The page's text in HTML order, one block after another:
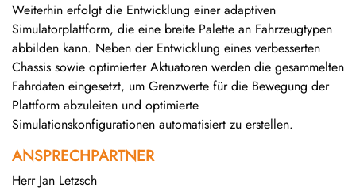
Weiterhin erfolgt die Entwicklung einer adaptiven
Simulatorplattform, die eine breite Palette an Fahrzeugtypen
abbilden kann. Neben der Entwicklung eines verbesserten
Chassis sowie optimierter Aktuatoren werden die gesammelten
Fahrdaten eingesetzt, um Grenzwerte für die Bewegung der
Plattform abzuleiten und optimierte
Simulationskonfigurationen automatisiert zu erstellen.
ANSPRECHPARTNER
Herr Jan Letzsch